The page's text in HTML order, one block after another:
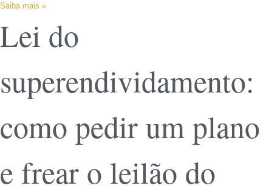
Saiba mais »
Lei do
superendividamento:
como pedir um plano
e frear o leilão do